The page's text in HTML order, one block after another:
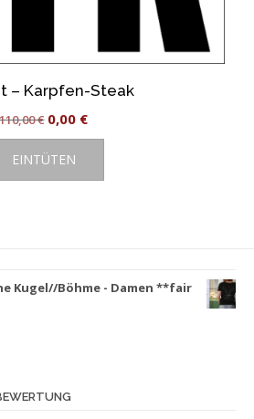
– Karpfen-Steak
110,00€ Ursprünglicher
Preis
war:
0,00 €Aktueller
Preis
EINTÜTEN
Kugel//Böhme - Damen **fair